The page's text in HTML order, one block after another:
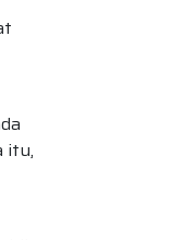
itu,